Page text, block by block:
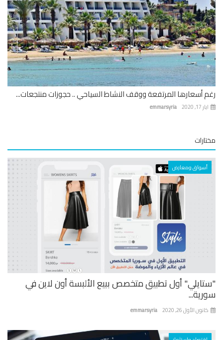
أسعارها المرتفعة ووقف النشاط السياحي .. حجوزات منتجعات...
emmarsyria
أسواق ومعارض
أول تطبيق متخصص ببيع الألبسة أون لاين في
emmarsyria الأول 26, 2020